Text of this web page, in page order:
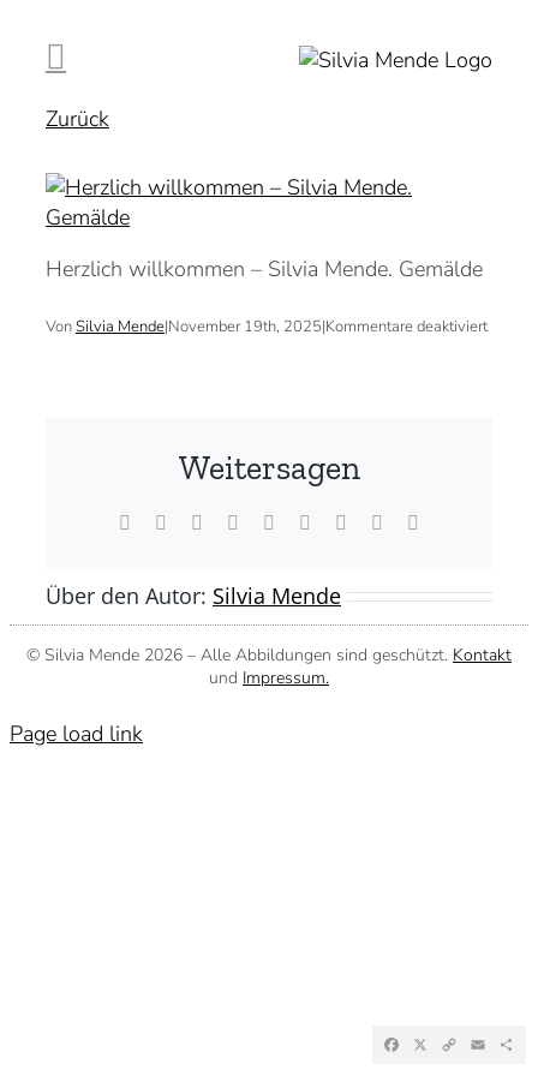
Inhalt
springen
Zurück
Herzlich willkommen – Silvia Mende. Gemälde
VonSilvia Mende|November 19th, 2025|Kommentare deaktiviertfür
Weitersagen
Facebook Reddit LinkedInWhatsApp
TumblrPinterest
Über den Autor: Silvia Mende
© Silvia Mende 2026 – Alle Abbildungen sind geschützt. Kontakt
und Impressum.
Page load link
Facebook
X CopyEmail